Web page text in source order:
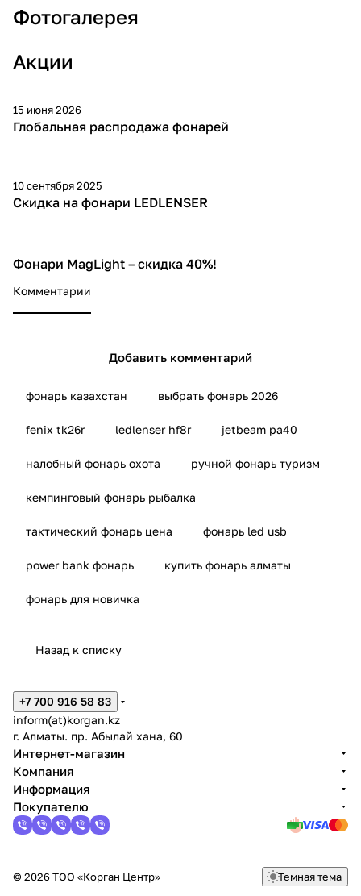
Фотогалерея
Акции
до 50%
15 июня 2026
Глобальная распродажа фонарей
10 сентября 2025
Скидка на фонари LEDLENSER
-40%
Фонари MagLight – скидка 40%!
Комментарии
Добавить комментарий
фонарь казахстан выбрать фонарь 2026
fenix tk26r ledlenser hf8r jetbeam pa40
налобный фонарь охота ручной фонарь туризм
кемпинговый фонарь рыбалка
тактический фонарь цена фонарь led usb
power bank фонарь купить фонарь алматы
фонарь для новичка
Назад к списку
+7 700 916 58 83
inform(at)korgan.kz
г. Алматы. пр. Абылай хана, 60
Интернет-магазин
Компания
Информация
Покупателю
© 2026 ТОО «Корган Центр» Темная тема